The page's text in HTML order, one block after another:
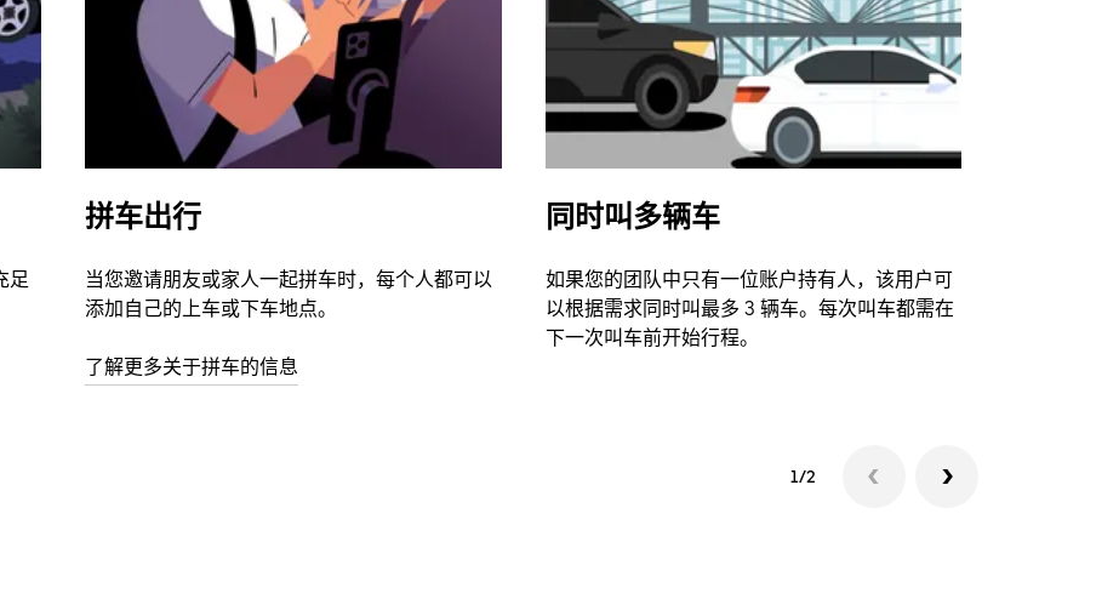
足
拼车出行
当您邀请朋友或家人一起拼车时，每个人都可以
添加自己的上车或下车地点。
了解更多关于拼车的信息
同时叫多辆车
如果您的团队中只有一位账户持有人，该用户可
以根据需求同时叫最多 3 辆车。每次叫车都需在
下一次叫车前开始行程。
1/2